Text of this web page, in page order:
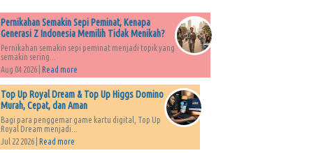
Pernikahan Semakin Sepi Peminat, Kenapa
Generasi Z Indonesia Memilih Tidak Menikah?
Pernikahan semakin sepi peminat menjadi topik yang
semakin sering...
Aug 04 2026 | Read more
Top Up Royal Dream & Top Up Higgs Domino
Murah, Cepat, dan Aman
Bagi para penggemar game kartu digital, Top Up
Royal Dream menjadi...
Jul 22 2026 | Read more